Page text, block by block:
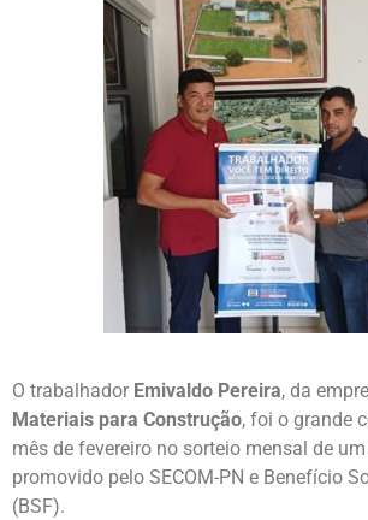
O trabalhador Emivaldo Pereira, da
Materiais para Construção, foi o grande
mês de fevereiro no sorteio mensal de
promovido pelo SECOM-PN e Benefício
(BSF).